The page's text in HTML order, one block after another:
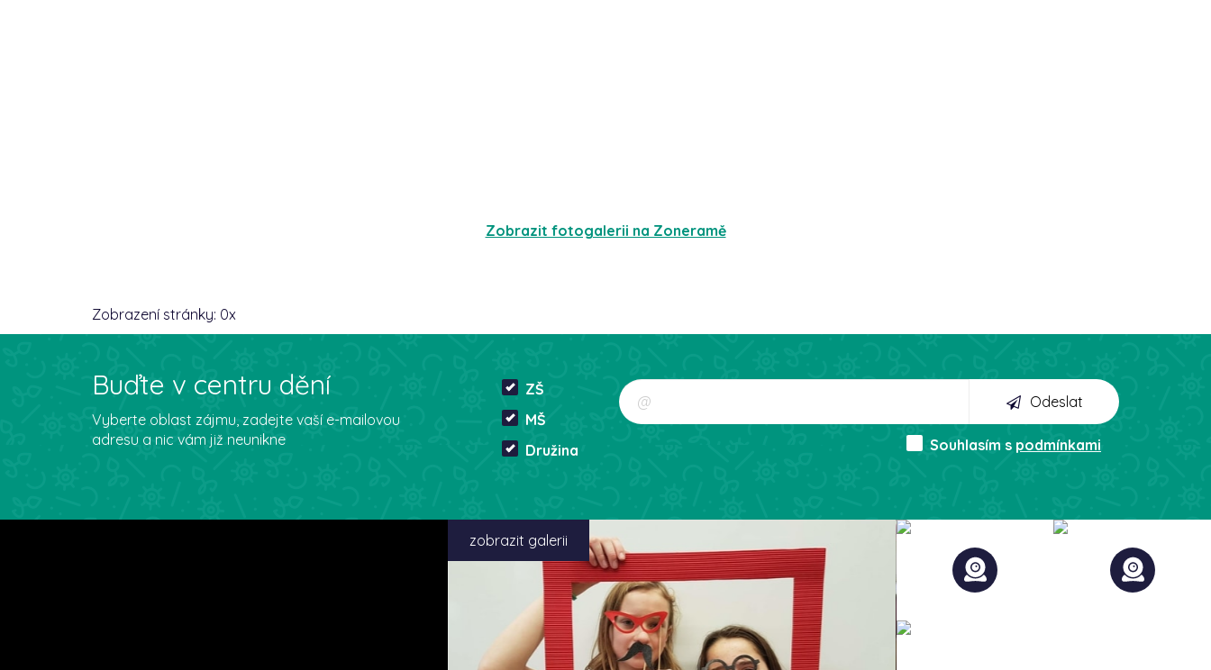
Zobrazit fotogalerii na Zoneramě
Zobrazení stránky: 0x
Buďte v centru dění
Vyberte oblast zájmu, zadejte vaší e-mailovou
adresu a nic vám již neunikne
ZŠ
MŠ
Družina
Odeslat
Souhlasím s podmínkami
zobrazit galerii